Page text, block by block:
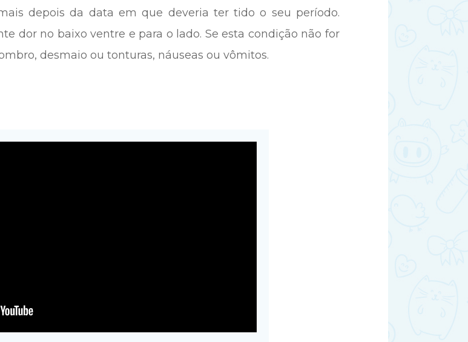
depois da data em que deveria ter tido o seu período.
dor no baixo ventre e para o lado. Se esta condição não for
desmaio ou tonturas, náuseas ou vômitos.